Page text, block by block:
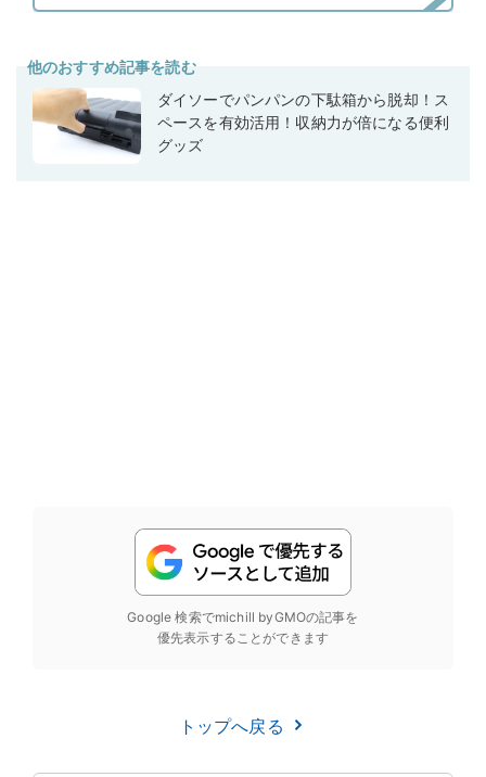
他のおすすめ記事を読む
ダイソーでパンパンの下駄箱から脱却！ス
ペースを有効活用！収納力が倍になる便利
グッズ
Google 検索でmichill byGMOの記事を
優先表示することができます
トップへ戻る